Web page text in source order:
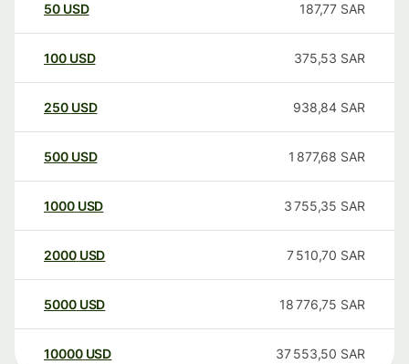
50 USD 187,77 SAR
100 USD 375,53 SAR
250 USD 938,84 SAR
500 USD 1 877,68 SAR
1000 USD 3 755,35 SAR
2000 USD 7 510,70 SAR
5000 USD 18 776,75 SAR
10000 USD 37 553,50 SAR